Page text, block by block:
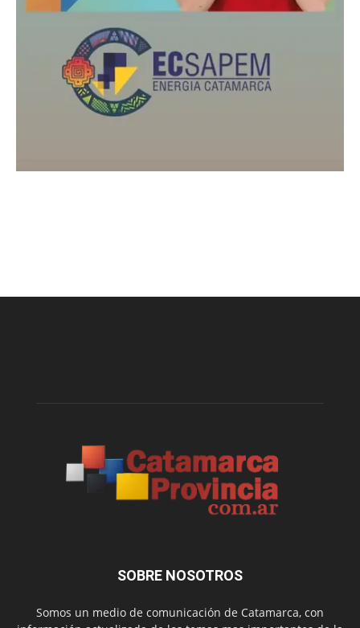
SOBRE NOSOTROS
Somos un medio de comunicación de Catamarca, con